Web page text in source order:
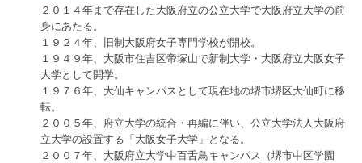
２０１４年まで存在した大阪府立の公立大学で大阪府立大学の前
身にあたる。
１９２４年、旧制大阪府女子専門学校が開校。
１９４９年、大阪市住吉区帝塚山で新制大学・大阪府立大阪女子
大学として開学。
１９７６年、大仙キャンパスとして現在地の堺市堺区大仙町に移
転。
２００５年、府立大学の統合・再編に伴い、公立大学法人大阪府
立大学の設置する「大阪女子大学」となる。
２００７年、大阪府立大学中百舌鳥キャンパス（堺市中区学園